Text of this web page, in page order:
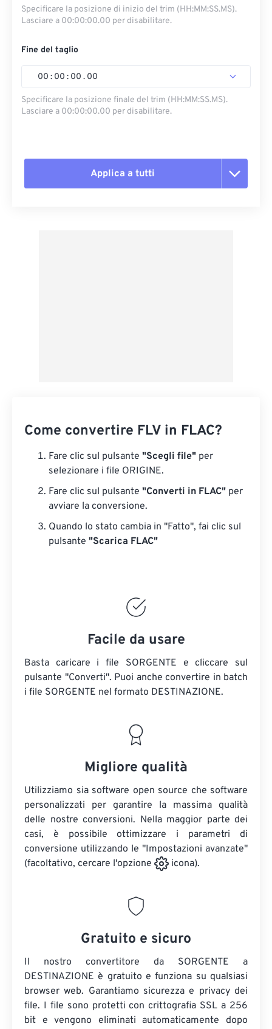
Specificare la posizione di inizio del trim (HH:MM:SS.MS).
Lasciare a 00:00:00.00 per disabilitare.
Fine del taglio
00 : 00 : 00 . 00
Specificare la posizione finale del trim (HH:MM:SS.MS).
Lasciare a 00:00:00.00 per disabilitare.
Applica a tutti
Come convertire FLV in FLAC?
Fare clic sul pulsante "Scegli file" per
selezionare i file ORIGINE.
Fare clic sul pulsante "Converti in FLAC" per
avviare la conversione.
Quando lo stato cambia in "Fatto", fai clic sul
pulsante "Scarica FLAC"
Facile da usare
Basta caricare i file SORGENTE e cliccare sul
pulsante "Converti". Puoi anche convertire in batch
i file SORGENTE nel formato DESTINAZIONE.
Migliore qualità
Utilizziamo sia software open source che software
personalizzati per garantire la massima qualità
delle nostre conversioni. Nella maggior parte dei
casi, è possibile ottimizzare i parametri di
conversione utilizzando le "Impostazioni avanzate"
(facoltativo, cercare l'opzione
icona).
Gratuito e sicuro
Il nostro convertitore da SORGENTE a
DESTINAZIONE è gratuito e funziona su qualsiasi
browser web. Garantiamo sicurezza e privacy dei
file. I file sono protetti con crittografia SSL a 256
bit e vengono eliminati automaticamente dopo